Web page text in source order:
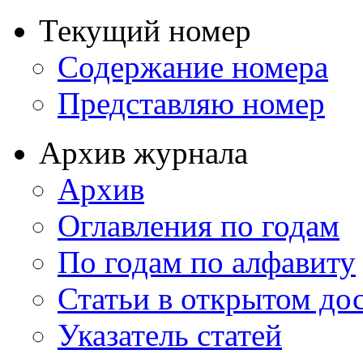
Текущий номер
Содержание номера
Представляю номер
Архив журнала
Архив
Оглавления по годам
По годам по алфавиту
Статьи в открытом
Указатель статей